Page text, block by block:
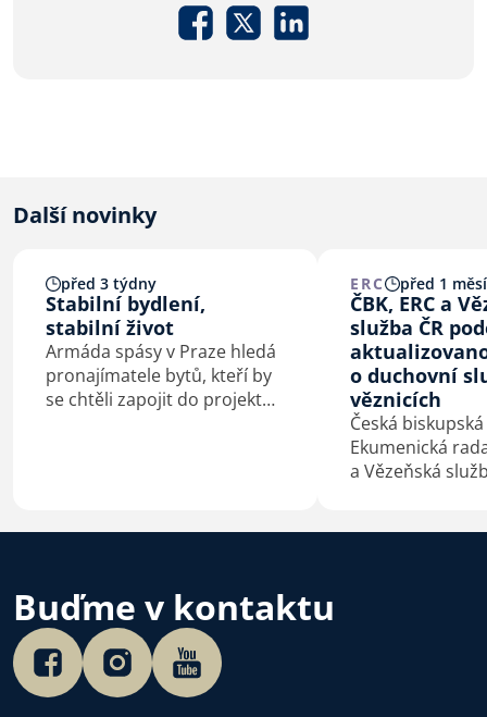
Další novinky
před 3 týdny
Stabilní bydlení,
stabilní život
Armáda spásy v Praze hledá
pronajímatele bytů, kteří by
se chtěli zapojit do projektu
ERC před 1
ČBK, ERC a
služba ČR
o duchovní
věznicích
Česká
Ekumenická
a Vězeňská
Buďme v kontaktu